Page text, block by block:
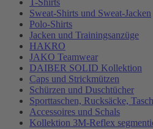
T-Shirts
Sweat-Shirts und Sweat-Jacken
Polo-Shirts
Jacken und Trainingsanzüge
HAKRO
JAKO Teamwear
DAIBER SOLID Kollektion
Caps und Strickmützen
Schürzen und Duschtücher
Sporttaschen, Rucksäcke,
Accessoires und Schals
Kollektion 3M-Reflex